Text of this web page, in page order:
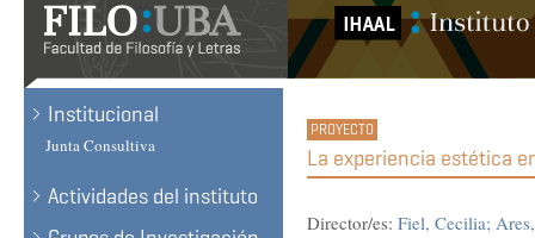
Institucional
Junta Consultiva
Actividades del instituto
La experiencia estética
Director/es: Fiel, Cecilia